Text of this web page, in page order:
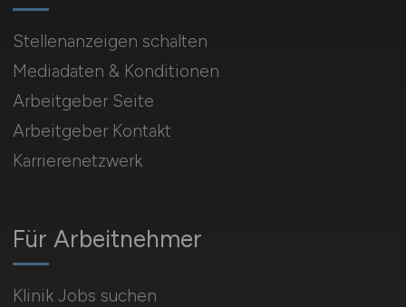
Für Arbeitnehmer
Klinik Jobs suchen
Stellenanzeigen schalten
Mediadaten & Konditionen
Arbeitgeber Seite
Arbeitgeber Kontakt
Karrierenetzwerk